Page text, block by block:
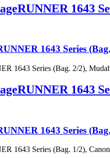
1643
1643 Series
1643 Series (Bag. 2/2),
1643
1643 Series
1643 Series (Bag. 1/2),